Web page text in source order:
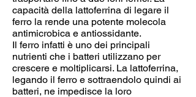
capacità della lattoferrina di legare il
ferro la rende una potente molecola
antimicrobica e antiossidante.
Il ferro infatti è uno dei principali
nutrienti che i batteri utilizzano per
crescere e moltiplicarsi. La lattoferrina,
legando il ferro e sottraendolo quindi ai
batteri, ne impedisce la loro